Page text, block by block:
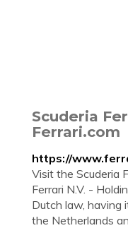
Scuderia
Ferrari.com
https://
Visit the Scuderia
Ferrari N.V. -
Dutch law, having
the Netherlands